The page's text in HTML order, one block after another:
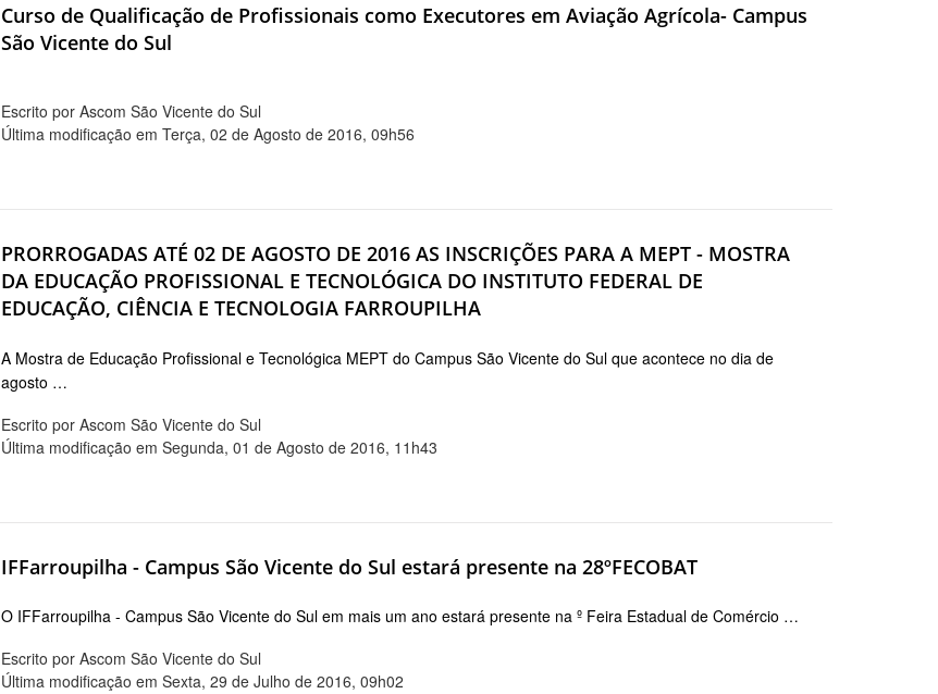
Curso de Qualificação de Profissionais como Executores em Aviação Agrícola- Campus
São Vicente do Sul
Escrito por Ascom São Vicente do Sul
Última modificação em Terça, 02 de Agosto de 2016, 09h56
PRORROGADAS ATÉ 02 DE AGOSTO DE 2016 AS INSCRIÇÕES PARA A MEPT - MOSTRA
DA EDUCAÇÃO PROFISSIONAL E TECNOLÓGICA DO INSTITUTO FEDERAL DE
EDUCAÇÃO, CIÊNCIA E TECNOLOGIA FARROUPILHA
A Mostra de Educação Profissional e Tecnológica MEPT do Campus São Vicente do Sul que acontece no dia de
agosto …
Escrito por Ascom São Vicente do Sul
Última modificação em Segunda, 01 de Agosto de 2016, 11h43
IFFarroupilha - Campus São Vicente do Sul estará presente na 28ºFECOBAT
O IFFarroupilha - Campus São Vicente do Sul em mais um ano estará presente na º Feira Estadual de Comércio …
Escrito por Ascom São Vicente do Sul
Última modificação em Sexta, 29 de Julho de 2016, 09h02